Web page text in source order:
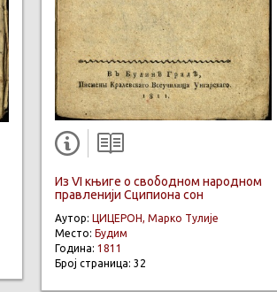
Из VI књиге о свободном народном
правленији Сципиона сон
Аутор: ЦИЦЕРОН, Марко Тулије
Место: Будим
Година: 1811
Број страница: 32